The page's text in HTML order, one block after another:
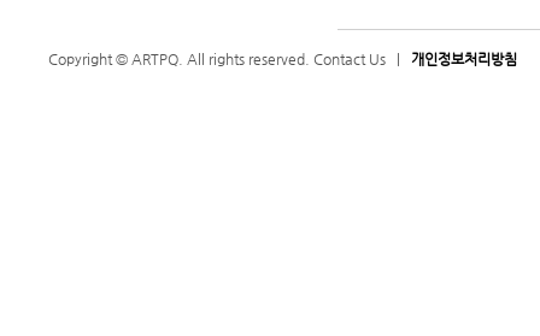
Copyright © ARTPQ. All rights reserved. Contact Us 개인정보처리방침